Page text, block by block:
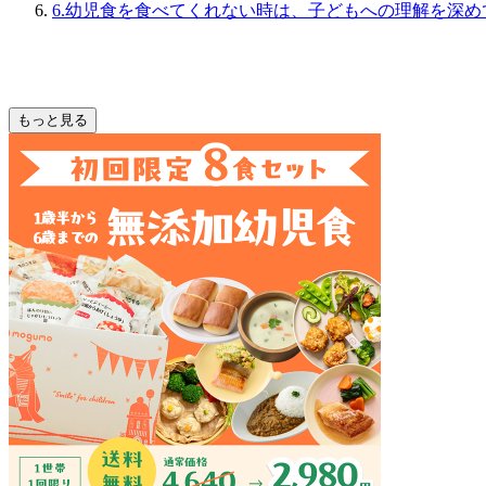
6.幼児食を食べてくれない時は、子どもへの理解を深め
もっと見る